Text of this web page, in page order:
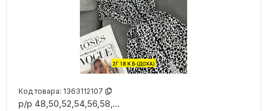
Код товара: 1363112107
р/р 48,50,52,54,56,58,...